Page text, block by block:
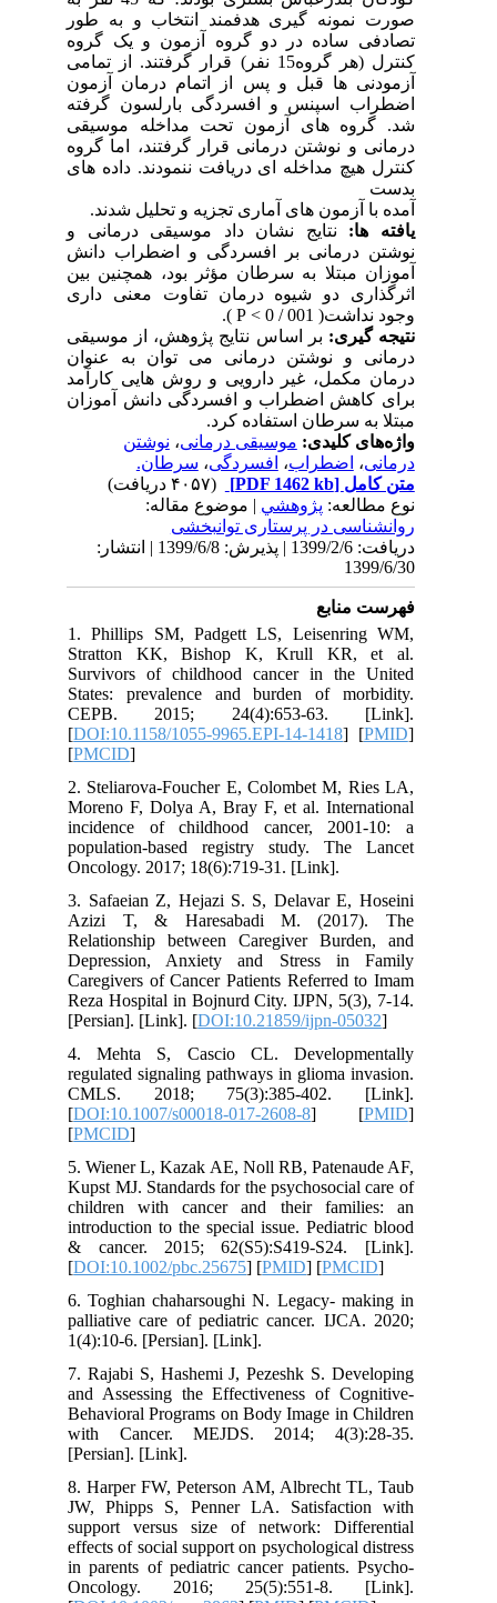
صورت نمونه گیری هدفمند انتخاب و به طور
تصادفی ساده در دو گروه آزمون و یک گروه
کنترل (هر گروه15 نفر) قرار گرفتند. از تمامی
آزمودنی ها قبل و پس از اتمام درمان آزمون
اضطراب اسپنس و افسردگی بارلسون گرفته
شد. گروه های آزمون تحت مداخله موسیقی
درمانی و نوشتن درمانی قرار گرفتند، اما گروه
کنترل هیچ مداخله ای دریافت ننمودند. داده های
بدست
آمده با آزمون های آماری تجزیه و تحلیل شدند.
یافته ها:نتایج نشان داد موسیقی درمانی و
نوشتن درمانی بر افسردگی و اضطراب دانش
آموزان مبتلا به سرطان مؤثر بود، همچنین بین
اثرگذاری دو شیوه درمان تفاوت معنی داری
وجود نداشت( 001 / 0 > P ).
نتیجه گیری:بر اساس نتایج پژوهش، از موسیقی
درمانی و نوشتن درمانی می توان به عنوان
درمان مکمل، غیر دارویی و روش هایی کارآمد
برای کاهش اضطراب و افسردگی دانش آموزان
مبتلا به سرطان استفاده کرد.
واژه‌های کلیدی:موسیقی درمانی،نوشتن
درمانی،اضطراب،افسردگی،سرطان.
متن کامل[PDF 1462 kb]
نوع مطالعه:پژوهشي| موضوع مقاله:
روانشناسی در پرستاری توانبخشی
دریافت: 1399/2/6 | پذیرش: 1399/6/8 | انتشار:
1399/6/30
فهرست منابع
1. Phillips SM, Padgett LS, Leisenring WM,
Stratton KK, Bishop K, Krull KR, et al.
Survivors of childhood cancer in the United
States: prevalence and burden of morbidity.
CEPB. 2015; 24(4):653-63. [Link].
[DOI:10.1158/1055-9965.EPI-14-1418 ] [PMID
[PMCID
2. Steliarova-Foucher E, Colombet M, Ries LA,
Moreno F, Dolya A, Bray F, et al. International
incidence of childhood cancer, 2001-10: a
population-based registry study. The Lancet
Oncology. 2017; 18(6):719-31. [Link].
3. Safaeian Z, Hejazi S. S, Delavar E, Hoseini
Azizi T, & Haresabadi M. (2017). The
Relationship between Caregiver Burden, and
Depression, Anxiety and Stress in Family
Caregivers of Cancer Patients Referred to Imam
Reza Hospital in Bojnurd City. IJPN, 5(3), 7-14.
[Persian]. [Link]. [DOI:10.21859/ijpn-05032
4. Mehta S, Cascio CL. Developmentally
regulated signaling pathways in glioma invasion.
CMLS. 2018; 75(3):385-402. [Link].
[DOI:10.1007/s00018-017-2608-8 ] [PMID
[PMCID
5. Wiener L, Kazak AE, Noll RB, Patenaude AF,
Kupst MJ. Standards for the psychosocial care of
children with cancer and their families: an
introduction to the special issue. Pediatric blood
& cancer. 2015; 62(S5):S419-S24. [Link].
[DOI:10.1002/pbc.25675] [PMID] [PMCID
6. Toghian chaharsoughi N. Legacy- making in
palliative care of pediatric cancer. IJCA. 2020;
1(4):10-6. [Persian]. [Link].
7. Rajabi S, Hashemi J, Pezeshk S. Developing
and Assessing the Effectiveness of Cognitive-
Behavioral Programs on Body Image in Children
with Cancer. MEJDS. 2014; 4(3):28-35.
[Persian]. [Link].
8. Harper FW, Peterson AM, Albrecht TL, Taub
JW, Phipps S, Penner LA. Satisfaction with
support versus size of network: Differential
effects of social support on psychological distress
in parents of pediatric cancer patients. Psycho‐
Oncology. 2016; 25(5):551-8. [Link].